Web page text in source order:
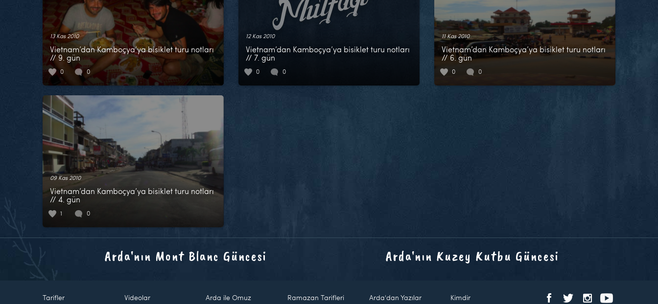
13 Kas 2010
Vietnam’dan Kamboçya’ya bisiklet turu notları
// 9. gün
0 0
12 Kas 2010
Vietnam’dan Kamboçya’ya bisiklet turu notları
// 7. gün
0 0
11 Kas 2010
Vietnam’dan Kamboçya’ya bisiklet turu notları
// 6. gün
0 0
09 Kas 2010
Vietnam’dan Kamboçya’ya bisiklet turu notları
// 4. gün
1 0
Arda'nın Mont Blanc Güncesi Arda'nın Kuzey Kutbu Güncesi
Tarifler Videolar
Arda ile Omuz
Ramazan Tarifleri Arda'dan Yazılar Kimdir